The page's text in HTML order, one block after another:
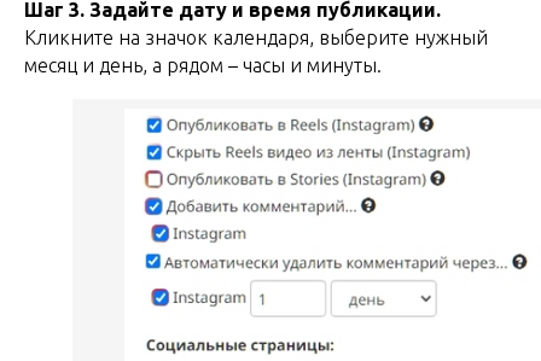
Шаг 3. Задайте дату и время публикации.
Кликните на значок календаря, выберите нужный
месяц и день, а рядом – часы и минуты.